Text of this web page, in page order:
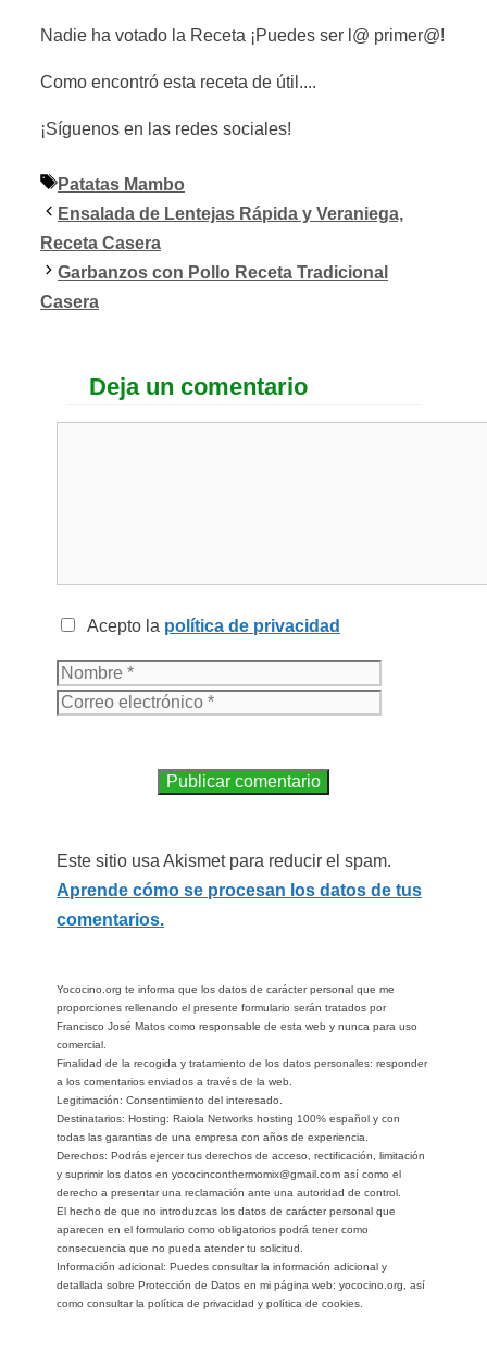
Nadie ha votado la Receta ¡Puedes ser l@ primer@!
Como encontró esta receta de útil....
¡Síguenos en las redes sociales!
Etiquetas
Patatas Mambo
Ensalada de Lentejas Rápida y Veraniega,
Receta Casera
Garbanzos con Pollo Receta Tradicional
Casera
Deja un comentario
Acepto la política de privacidad
Este sitio usa Akismet para reducir el spam.
Aprende cómo se procesan los datos de tus
comentarios.
Yococino.org te informa que los datos de carácter personal que me
proporciones rellenando el presente formulario serán tratados por
Francisco José Matos como responsable de esta web y nunca para uso
comercial.
Finalidad de la recogida y tratamiento de los datos personales: responder
a los comentarios enviados a través de la web.
Legitimación: Consentimiento del interesado.
Destinatarios: Hosting: Raiola Networks hosting 100% español y con
todas las garantias de una empresa con años de experiencia.
Derechos: Podrás ejercer tus derechos de acceso, rectificación, limitación
y suprimir los datos en yococinconthermomix@gmail.com así como el
derecho a presentar una reclamación ante una autoridad de control.
El hecho de que no introduzcas los datos de carácter personal que
aparecen en el formulario como obligatorios podrá tener como
consecuencia que no pueda atender tu solicitud.
Información adicional: Puedes consultar la información adicional y
detallada sobre Protección de Datos en mi página web: yococino.org, así
como consultar la política de privacidad y política de cookies.